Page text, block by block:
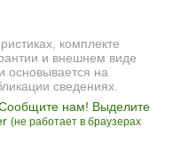
комплекте
и внешнем виде
основывается на
сведениях.
нам! Выделите
(не работает в браузерах